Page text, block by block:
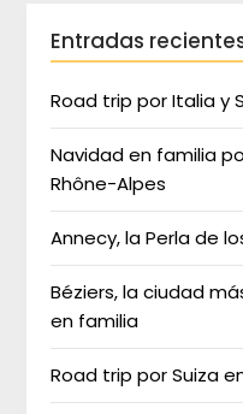
Entradas
Road trip por Italia y
Navidad en familia
Rhône-Alpes
Annecy, la Perla de
Béziers, la ciudad
en familia
Road trip por Suiza